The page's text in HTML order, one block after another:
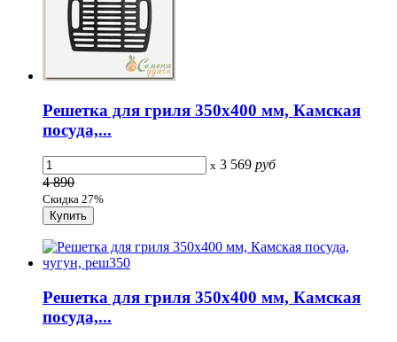
Решетка для гриля 350х400 мм, Камская
посуда,...
x 3 569 руб
4 890
Скидка 27%
Решетка для гриля 350х400 мм, Камская
посуда,...